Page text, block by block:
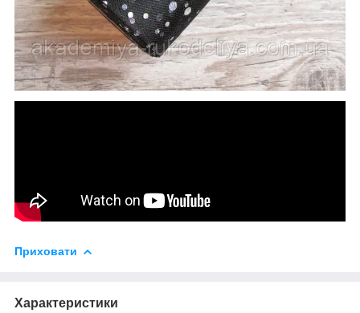
Приховати
Характеристики